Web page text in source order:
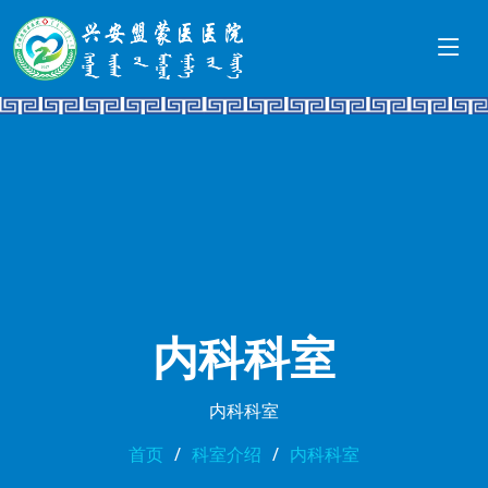
内科科室
内科科室
首页
科室介绍 内科科室